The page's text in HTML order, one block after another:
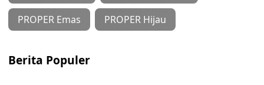
PROPER Emas PROPER Hijau
Berita Populer